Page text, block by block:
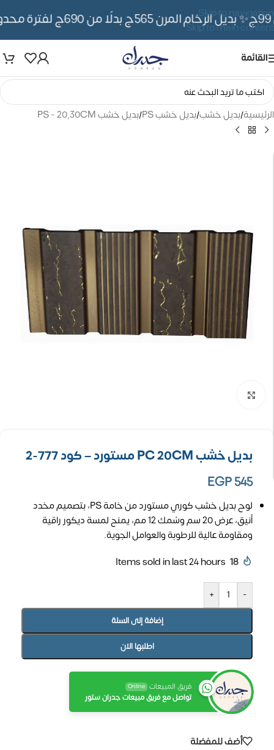
Skip to navigation
Skip to main content
✨ بديل الرخام المرن 565ج بدلًا من 690ج لفترة محدوده
القائمة
الرئيسية/بديل خشب/بديل خشب PS /بديل خشب PS - 20,30CM
بديل خشب PC 20CM مستورد – كود 777-2
EGP545
لوح بديل خشب كوري مستورد من خامة PS، بتصميم مخدد
أنيق، عرض 20 سم وسُمك 12 مم، يمنح لمسة ديكور راقية
ومقاومة عالية للرطوبة والعوامل الجوية.
18
Items sold in last 24 hours
-
+
إضافة إلى السلة
اطلبها الان
فريق المبيعات Online
تواصل مع فريق مبيعات جدران ستور
أضف للمفضلة